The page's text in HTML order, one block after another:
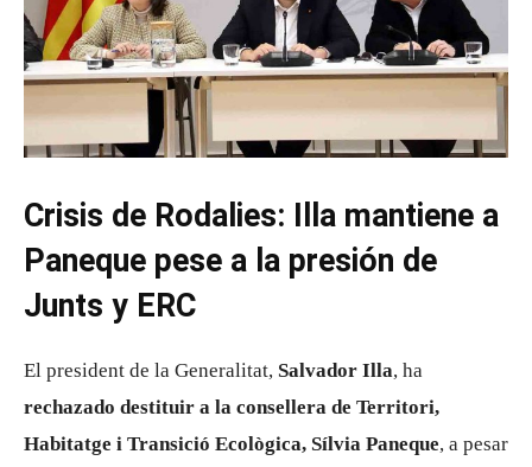
Crisis de Rodalies: Illa mantiene a
Paneque pese a la presión de
Junts y ERC
El president de la Generalitat, Salvador Illa, ha
rechazado destituir a la consellera de Territori,
Habitatge i Transició Ecològica, Sílvia Paneque, a pesar